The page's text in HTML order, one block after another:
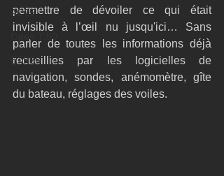
AC75
ETF26
permettre de dévoiler ce qui était
invisible à l’œil nu jusqu'ici… Sans
parler de toutes les informations déjà
recueillies par les logicielles de
navigation, sondes, anémomètre, gîte
du bateau, réglages des voiles.